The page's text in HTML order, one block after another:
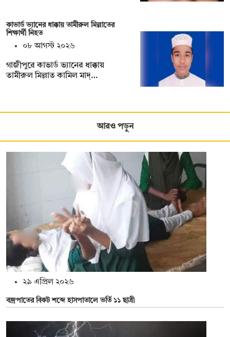
কাভার্ড ভ্যানের ধাক্কায় তামীরুল মিল্লাতের
শিক্ষার্থী নিহত
০৮ আগস্ট ২০২৬
গাজীপুরে কাভার্ড ভ্যানের ধাক্কায়
তামীরুল মিল্লাত কামিল মাদ্…
আরও পড়ুন
২৯ এপ্রিল ২০২৬
বজ্রপাতের বিকট শব্দে হাসপাতালে ভর্তি ১১ ছাত্রী